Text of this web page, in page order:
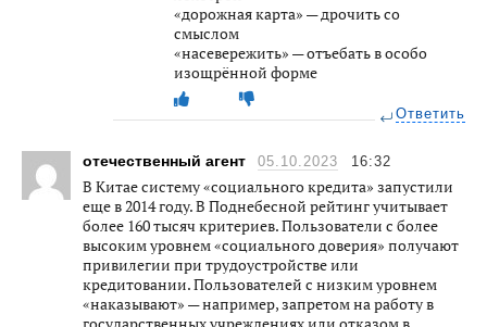
«дорожная карта» — дрочить со
смыслом
«насевережить» — отъебать в особо
изощрённой форме
Ответить
отечественный агент 05.10.2023 16:32
В Китае систему «социального кредита» запустили
еще в 2014 году. В Поднебесной рейтинг учитывает
более 160 тысяч критериев. Пользователи с более
высоким уровнем «социального доверия» получают
привилегии при трудоустройстве или
кредитовании. Пользователей с низким уровнем
«наказывают» — например, запретом на работу в